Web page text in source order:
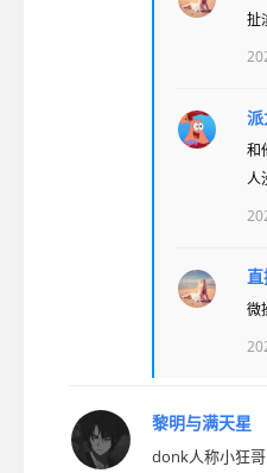
扯
和
人
微
黎明与满天星
donk人称小狂哥